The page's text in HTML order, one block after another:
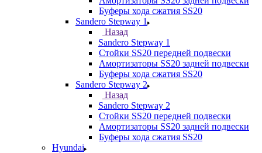
Буферы хода сжатия SS20
Sandero Stepway 1
Назад
Sandero Stepway 1
Стойки SS20 передней подвески
Амортизаторы SS20 задней подвески
Буферы хода сжатия SS20
Sandero Stepway 2
Назад
Sandero Stepway 2
Стойки SS20 передней подвески
Амортизаторы SS20 задней подвески
Буферы хода сжатия SS20
Hyundai